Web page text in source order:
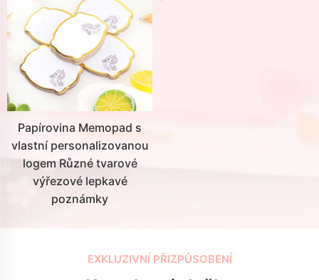
Papírovina Memopad s
vlastní personalizovanou
logem Různé tvarové
výřezové lepkavé
poznámky
EXKLUZIVNÍ PŘIZPŮSOBENÍ